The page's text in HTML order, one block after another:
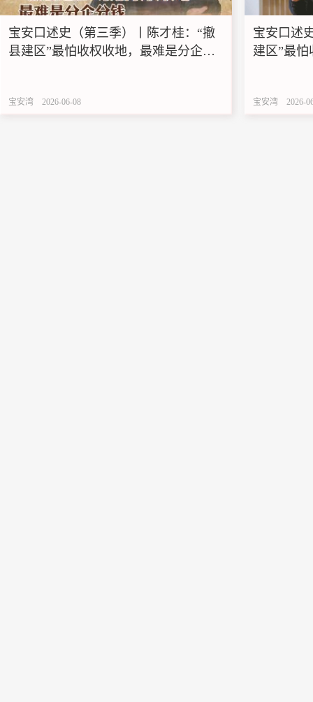
宝安口述史（第三季）丨陈才桂：“撤
县建区”最怕收权收地，最难是分企分
宝安湾 2026-06-08
宝安口述
建区”最
宝安湾 2026-